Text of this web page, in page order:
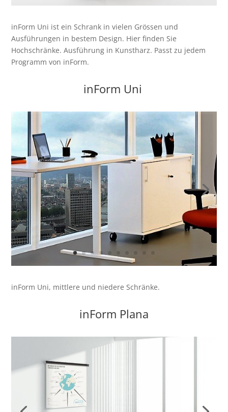
inForm Uni ist ein Schrank in vielen Grössen und
Ausführungen in bestem Design. Hier finden Sie
Hochschränke. Ausführung in Kunstharz. Passt zu jedem
Programm von inForm.
inForm Uni
inForm Uni, mittlere und niedere Schränke.
inForm Plana